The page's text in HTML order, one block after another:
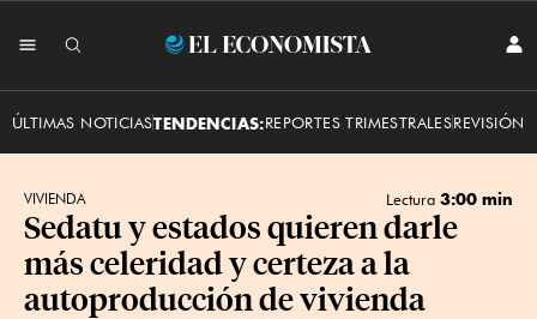
El
ÚLTIMAS NOTICIASTENDENCIAS:REPORTES TRIMESTRALESREVISIÓN
VIVIENDA Lectura 3:00 min
Sedatu y estados quieren darle
más celeridad y certeza a la
autoproducción de vivienda